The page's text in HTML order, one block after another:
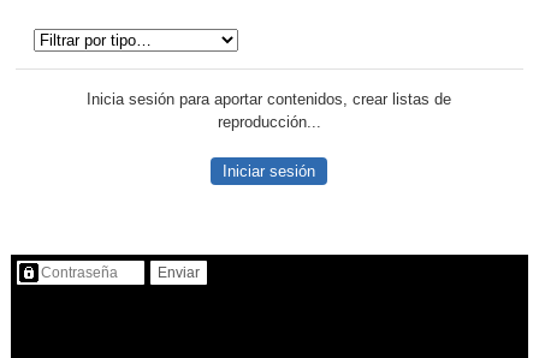
Inicia sesión para aportar contenidos, crear listas de
reproducción...
Iniciar sesión
Contenido protegido…